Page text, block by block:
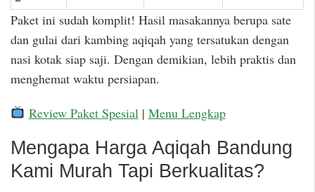
Paket ini sudah komplit! Hasil masakannya berupa sate
dan gulai dari kambing aqiqah yang tersatukan dengan
nasi kotak siap saji. Dengan demikian, lebih praktis dan
menghemat waktu persiapan.
Review Paket Spesial | Menu Lengkap
Mengapa Harga Aqiqah Bandung
Kami Murah Tapi Berkualitas?